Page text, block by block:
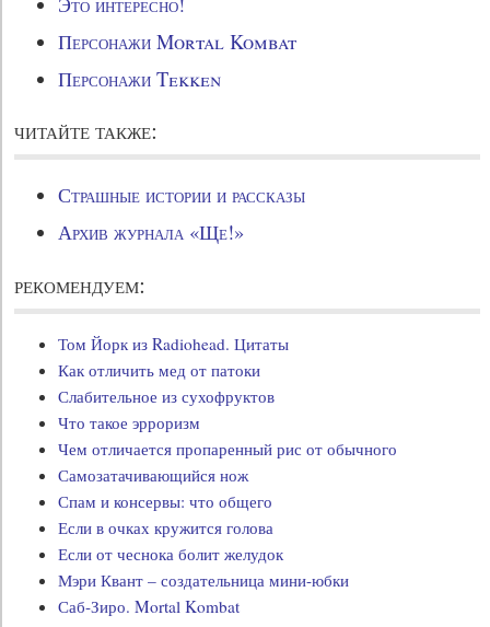
Персонажи Mortal Kombat
Персонажи Tekken
читайте также:
Страшные истории и рассказы
Архив журнала «Ще!»
рекомендуем:
Том Йорк из Radiohead. Цитаты
Как отличить мед от патоки
Слабительное из сухофруктов
Что такое эрроризм
Чем отличается пропаренный рис от обычного
Самозатачивающийся нож
Спам и консервы: что общего
Если в очках кружится голова
Если от чеснока болит желудок
Мэри Квант – создательница мини-юбки
Саб-Зиро. Mortal Kombat